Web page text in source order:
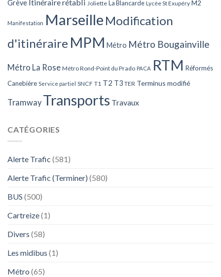
Grève Itinéraire rétabli Joliette La Blancarde Lycée St Exupéry M2
Manifestation Marseille Modification
d'itinéraire MPM Métro Métro Bougainville
Métro La Rose Métro Rond-Point du Prado PACA RTM Réformés
Canebière Service partiel SNCF T1 T2 T3 TER Terminus modifié
Tramway Transports Travaux
CATÉGORIES
Alerte Trafic (581)
Alerte Trafic (Terminer) (580)
BUS (500)
Cartreize(1)
Divers (58)
Les midibus (1)
Métro (65)